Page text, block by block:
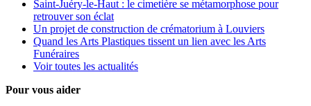
Saint-Juéry-le-Haut : le cimetière se métamorphose pour
retrouver son éclat
Un projet de construction de crématorium à Louviers
Quand les Arts Plastiques tissent un lien avec les Arts
Funéraires
Voir toutes les actualités
Pour vous aider